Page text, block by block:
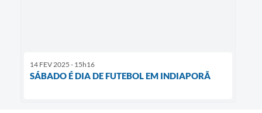
14 FEV 2025 - 15h16
SÁBADO É DIA DE FUTEBOL EM INDIAPORÃ